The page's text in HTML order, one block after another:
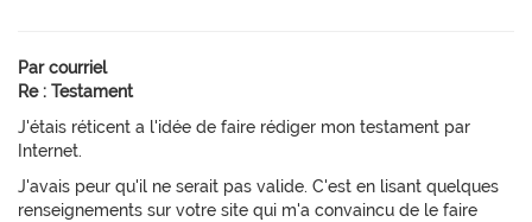
Par courriel
Re : Testament
J'étais réticent a l'idée de faire rédiger mon testament par
Internet.
J'avais peur qu'il ne serait pas valide. C'est en lisant quelques
renseignements sur votre site qui m'a convaincu de le faire